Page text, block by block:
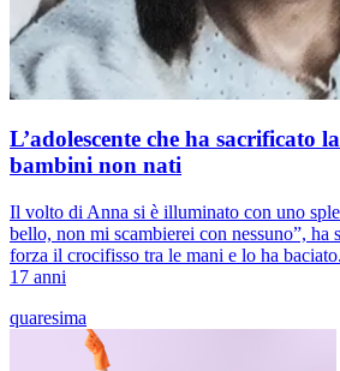
L’adolescente che ha sacrificato
bambini non nati
Il volto di Anna si è illuminato con uno
bello, non mi scambierei con nessuno”, ha
forza il crocifisso tra le mani e lo ha
17 anni
quaresima